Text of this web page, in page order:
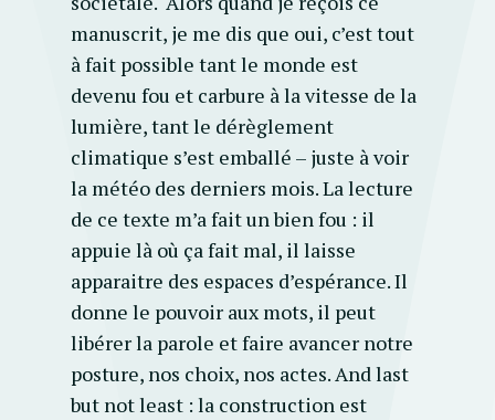
manuscrit, je me dis que oui, c’est tout
à fait possible tant le monde est
devenu fou et carbure à la vitesse de la
lumière, tant le dérèglement
climatique s’est emballé – juste à voir
la météo des derniers mois. La lecture
de ce texte m’a fait un bien fou : il
appuie là où ça fait mal, il laisse
apparaitre des espaces d’espérance. Il
donne le pouvoir aux mots, il peut
libérer la parole et faire avancer notre
posture, nos choix, nos actes. And last
but not least : la construction est